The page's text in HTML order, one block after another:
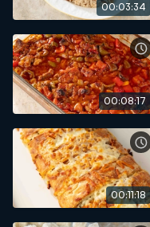
00:03:34
00:08:17
00:11:18